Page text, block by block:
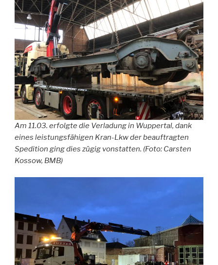
Am 11.03. erfolgte die Verladung in Wuppertal, dank
eines leistungsfähigen Kran-Lkw der beauftragten
Spedition ging dies zügig vonstatten. (Foto: Carsten
Kossow, BMB)